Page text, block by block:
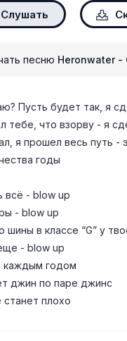
Слушать
песню Heronwater
Пусть будет так, я
тебе, что взорву - я
я прошел весь путь -
годы
всё - blow up
- blow up
шины в классе “G” у
- blow up
каждым годом
джин по паре джинс
плохо